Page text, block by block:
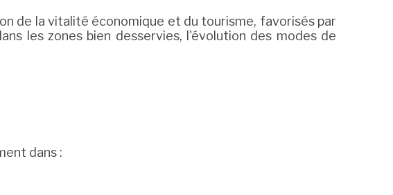
de la vitalité économique et du tourisme, favorisés par
les zones bien desservies, l'évolution des modes de
dans :